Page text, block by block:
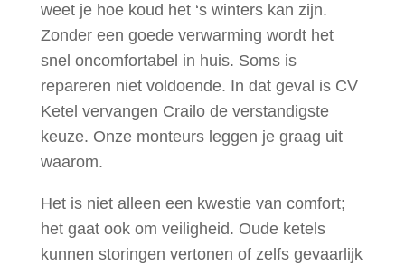
weet je hoe koud het ‘s winters kan zijn.
Zonder een goede verwarming wordt het
snel oncomfortabel in huis. Soms is
repareren niet voldoende. In dat geval is CV
Ketel vervangen Crailo de verstandigste
keuze. Onze monteurs leggen je graag uit
waarom.
Het is niet alleen een kwestie van comfort;
het gaat ook om veiligheid. Oude ketels
kunnen storingen vertonen of zelfs gevaarlijk